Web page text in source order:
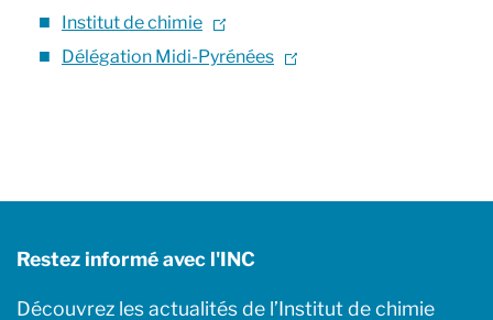
Institut de chimie
Délégation Midi-Pyrénées
Restez informé avec l'INC
Découvrez les actualités de l’Institut de chimie